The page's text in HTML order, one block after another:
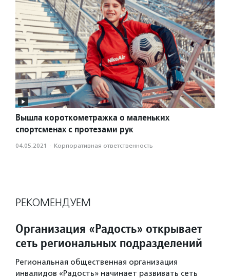
Вышла короткометражка о маленьких
спортсменах с протезами рук
04.05.2021 · Корпоративная ответственность
РЕКОМЕНДУЕМ
Организация «Радость» открывает
сеть региональных подразделений
Региональная общественная организация
инвалидов «Радость» начинает развивать сеть